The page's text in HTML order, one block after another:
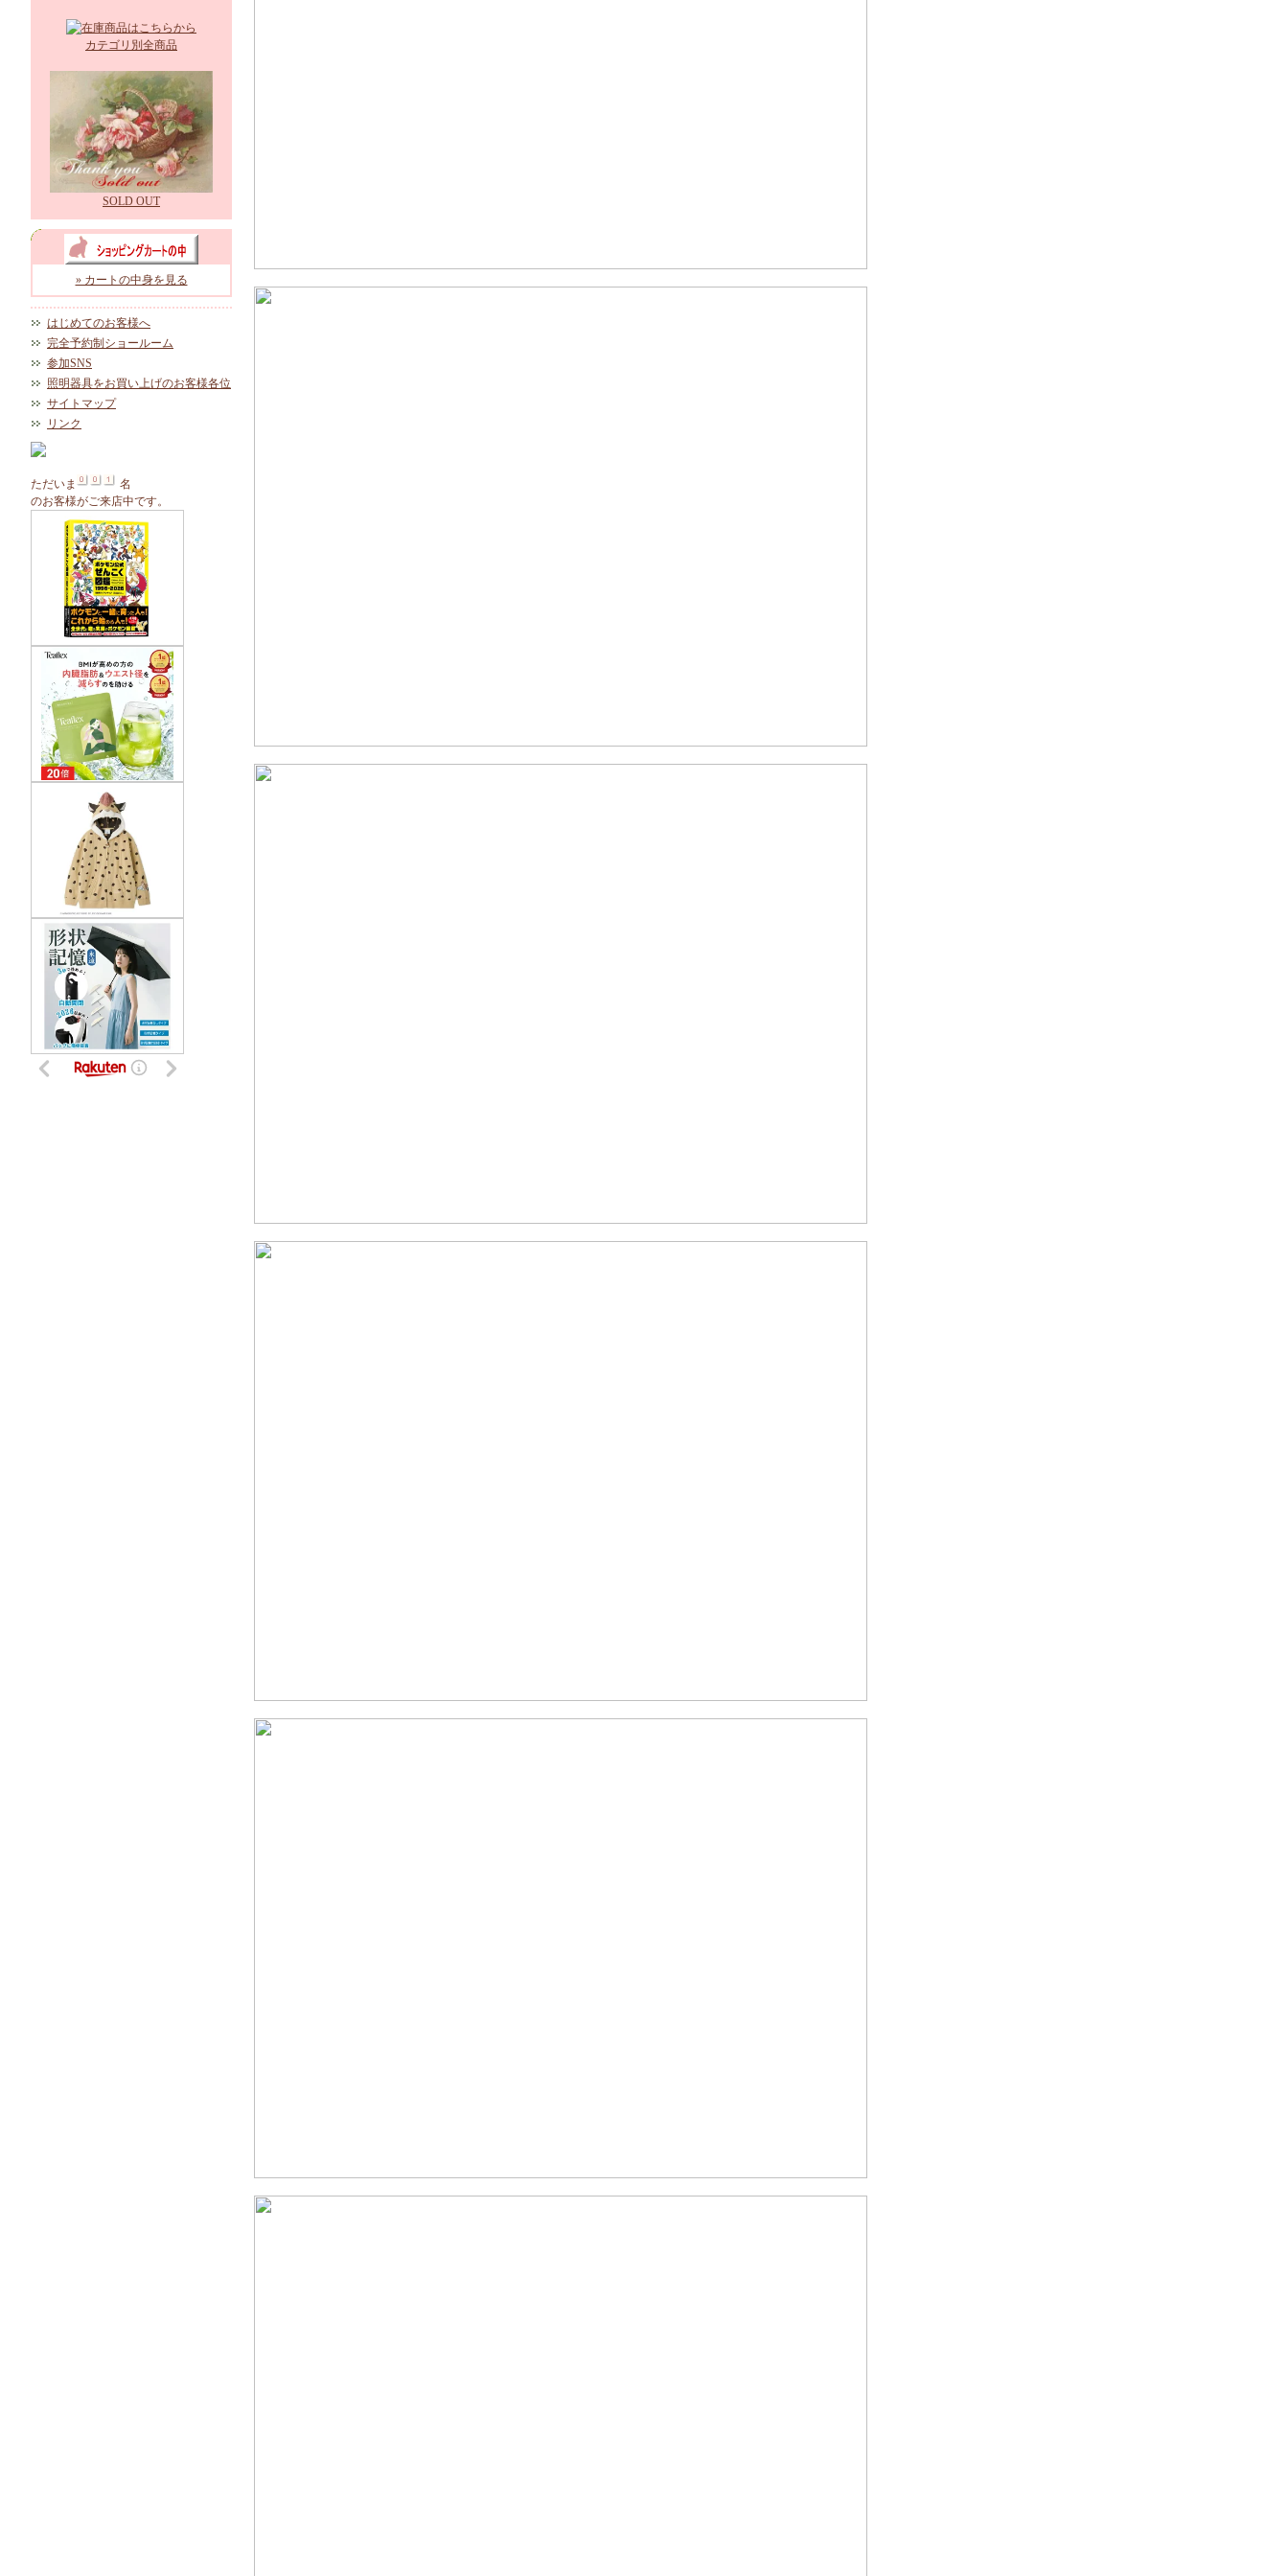
カテゴリ別全商品
SOLD OUT
» カートの中身を見る
はじめてのお客様へ
完全予約制ショールーム
参加SNS
照明器具をお買い上げのお客様各位
サイトマップ
リンク
ただいま
名
のお客様がご来店中です。